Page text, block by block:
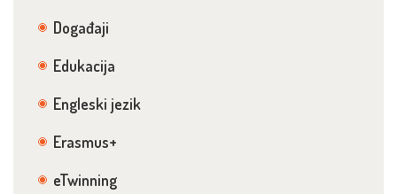
Događaji
Edukacija
Engleski jezik
Erasmus+
eTwinning